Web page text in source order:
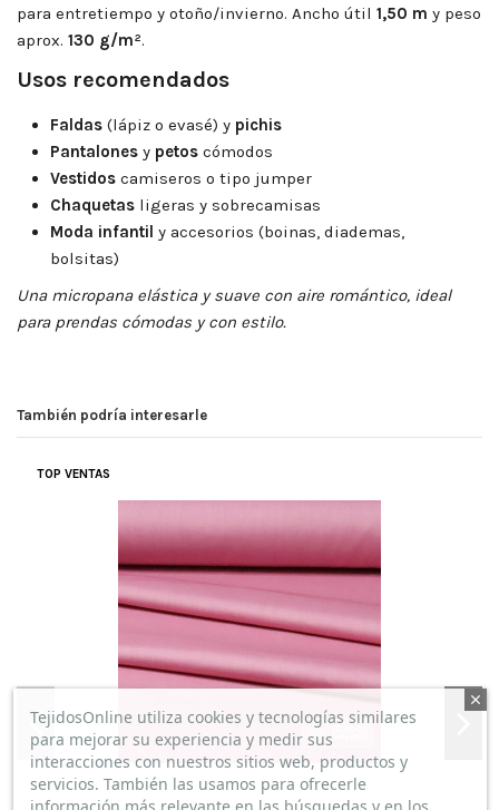
para entretiempo y otoño/invierno. Ancho útil 1,50 m y peso
aprox. 130 g/m².
Usos recomendados
Faldas (lápiz o evasé) y pichis
Pantalones y petos cómodos
Vestidos camiseros o tipo jumper
Chaquetas ligeras y sobrecamisas
Moda infantil y accesorios (boinas, diademas,
bolsitas)
Una micropana elástica y suave con aire romántico, ideal
para prendas cómodas y con estilo.
También podría interesarle
TOP VENTAS
TejidosOnline utiliza cookies y tecnologías similares
para mejorar su experiencia y medir sus
interacciones con nuestros sitios web, productos y
servicios. También las usamos para ofrecerle